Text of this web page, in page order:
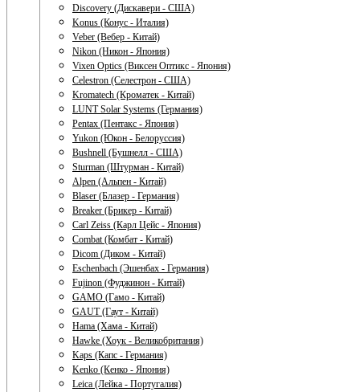
Discovery (Дискавери - США)
Konus (Конус - Италия)
Veber (Вебер - Китай)
Nikon (Никон - Япония)
Vixen Optics (Виксен Оптикс - Япония)
Celestron (Селестрон - США)
Kromatech (Кроматек - Китай)
LUNT Solar Systems (Германия)
Pentax (Пентакс - Япония)
Yukon (Юкон - Белоруссия)
Bushnell (Бушнелл - США)
Sturman (Штурман - Китай)
Alpen (Альпен - Китай)
Blaser (Блазер - Германия)
Breaker (Брикер - Китай)
Carl Zeiss (Карл Цейс - Япония)
Combat (Комбат - Китай)
Dicom (Диком - Китай)
Eschenbach (Эшенбах - Германия)
Fujinon (Фуджинон - Китай)
GAMO (Гамо - Китай)
GAUT (Гаут - Китай)
Hama (Хама - Китай)
Hawke (Хоук - Великобритания)
Kaps (Капс - Германия)
Kenko (Кенко - Япония)
Leica (Лейка - Португалия)